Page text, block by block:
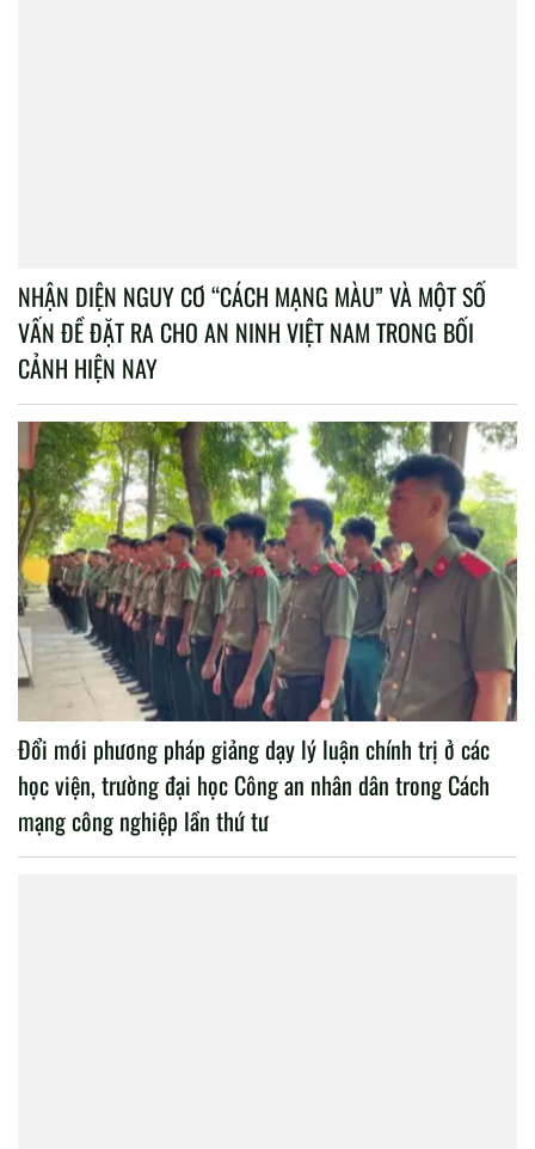
NHẬN DIỆN NGUY CƠ “CÁCH MẠNG MÀU” VÀ MỘT SỐ
VẤN ĐỀ ĐẶT RA CHO AN NINH VIỆT NAM TRONG BỐI
CẢNH HIỆN NAY
Đổi mới phương pháp giảng dạy lý luận chính trị ở các
học viện, trường đại học Công an nhân dân trong Cách
mạng công nghiệp lần thứ tư